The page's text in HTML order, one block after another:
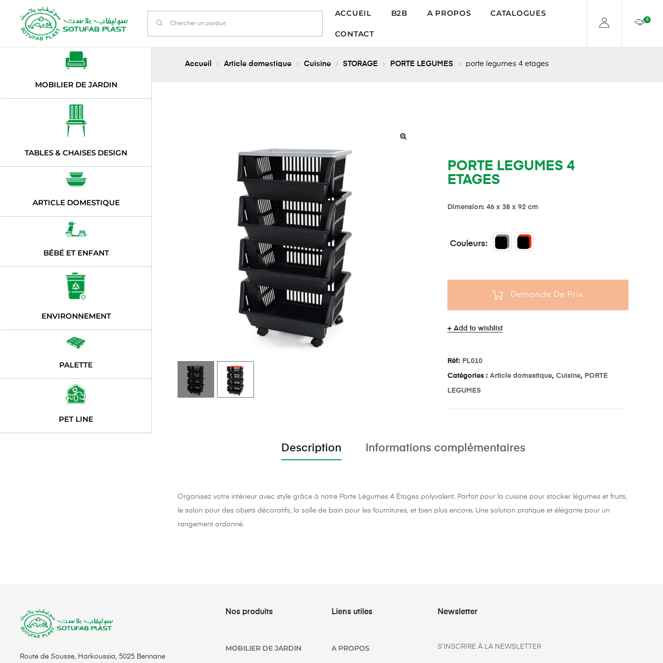
ACCUEIL B2B A PROPOS CATALOGUES
CONTACT
0
Accueil Article domestique Cuisine STORAGE PORTE LEGUMES porte legumes 4 etages
PORTE LEGUMES 4
ETAGES
Dimension: 46 x 38 x 92 cm
Couleurs
Demande De Prix
Add to wishlist
Réf: PL010
Catégories : Article domestique, Cuisine, PORTE
LEGUMES
Description Informations complémentaires
Organisez votre intérieur avec style grâce à notre Porte Légumes 4 Étages polyvalent. Parfait pour la cuisine pour stocker légumes et fruits,
le salon pour des objets décoratifs, la salle de bain pour les fournitures, et bien plus encore. Une solution pratique et élégante pour un
rangement ordonné.
MOBILIER DE JARDIN
TABLES & CHAISES DESIGN
ARTICLE DOMESTIQUE
BÉBÉ ET ENFANT
ENVIRONNEMENT
PALETTE
PET LINE
Route de Sousse, Harkoussia, 5025 Bennane
Nos produits
MOBILIER DE JARDIN
Liens utiles
A PROPOS
Newsletter
S’INSCRIRE À LA NEWSLETTER